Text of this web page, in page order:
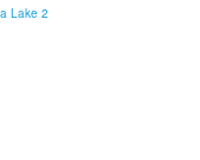
Lake 2